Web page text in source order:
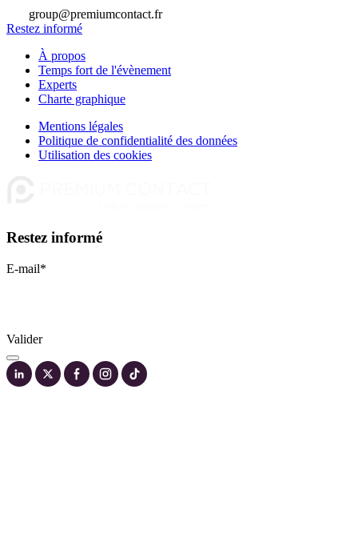
group@premiumcontact.fr
Restez informé
À propos
Temps fort de l'évènement
Experts
Charte graphique
Mentions légales
Politique de confidentialité des données
Utilisation des cookies
Restez informé
E-mail*